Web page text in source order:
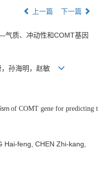
上一篇 下一篇
质、冲动性和COMT基因
，孙海明，赵敏
of COMT gene for predicting
Hai-feng, CHEN Zhi-kang,